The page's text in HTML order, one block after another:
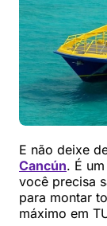
E não deixe
Cancún. É
você precisa
para montar
máximo em